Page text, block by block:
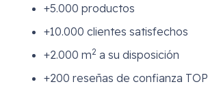
+5.000 productos
+10.000 clientes satisfechos
+2.000 m2 a su disposición
+200 reseñas de confianza TOP